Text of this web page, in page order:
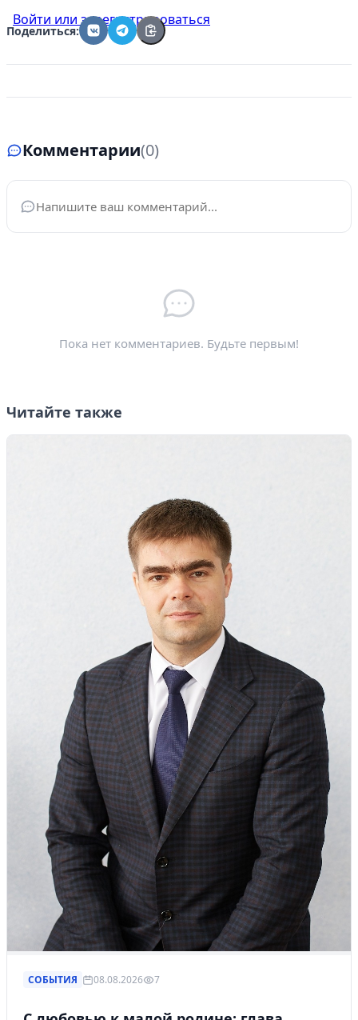
Войти или зарегистрироваться
Поделиться:
Комментарии(0)
Ваше имя*
Пока нет комментариев. Будьте первым!
Читайте также
СОБЫТИЯ 08.08.2026 7